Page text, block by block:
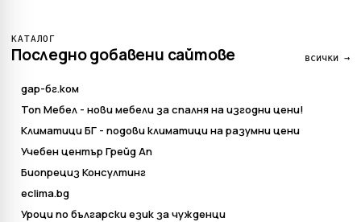
КАТАЛОГ
Последно добавени сайтове всички →
дар-бг.ком
Топ Мебел - нови мебели за спалня на изгодни цени!
Климатици БГ - подови климатици на разумни цени
Учебен център Грейд Ап
Биопрециз Консултинг
eclima.bg
Уроци по български език за чужденци